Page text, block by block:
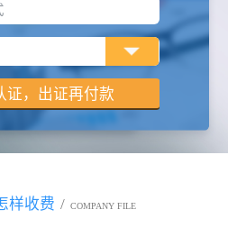
样收费 / COMPANY FILE